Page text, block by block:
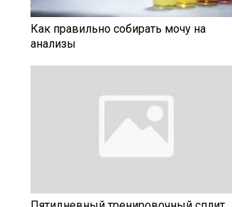
Как правильно собирать мочу на
анализы